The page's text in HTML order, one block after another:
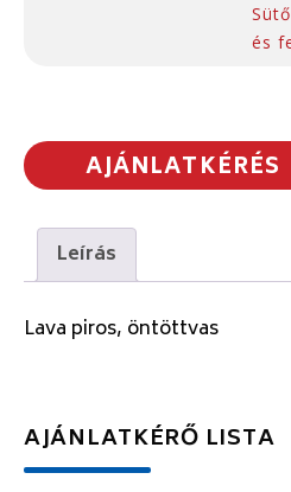
és
AJÁNLATKÉRÉS
Leírás
Lava piros, öntöttvas
AJÁNLATKÉRŐ LISTA